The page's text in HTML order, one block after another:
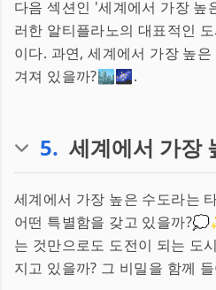
다음 섹션인 '세계에서 가장 높
러한 알티플라노의 대표적인
이다. 과연, 세계에서 가장 높
겨져 있을까?🏙️🌌.
5. 세계에서 가장
세계에서 가장 높은 수도라는
어떤 특별함을 갖고 있을까
는 것만으로도 도전이 되는 도
지고 있을까? 그 비밀을 함께